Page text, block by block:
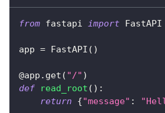
from fastapi import FastAPI
app = FastAPI ( )
@app . get ( "/" )
def
read_root ( ) :
return
{"message" :